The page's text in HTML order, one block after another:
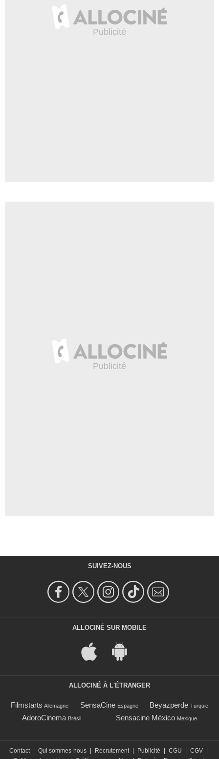
SUIVEZ-NOUS
ALLOCINÉ SUR MOBILE
ALLOCINÉ À L'ÉTRANGER
Filmstarts Allemagne SensaCine Espagne Beyazperde Turquie
AdoroCinema Brésil Sensacine México Mexique
Contact Qui sommes-nous Recrutement Publicité CGU CGV